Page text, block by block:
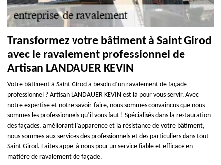
Transformez votre bâtiment à Saint Girod
avec le ravalement professionnel de
Artisan LANDAUER KEVIN
Votre bâtiment à Saint Girod a besoin d’un ravalement de façade
professionnel ? Artisan LANDAUER KEVIN est là pour vous servir. Avec
notre expertise et notre savoir-faire, nous sommes convaincus que nous
sommes les professionnels qu’il vous faut ! Spécialisés dans la restauration
des façades, améliorant l’apparence et la résistance de votre bâtiment,
nous sommes aux services des professionnels et des particuliers dans tout
Saint Girod. Faites appel à nous pour un service fiable et efficace en
matière de ravalement de façade.